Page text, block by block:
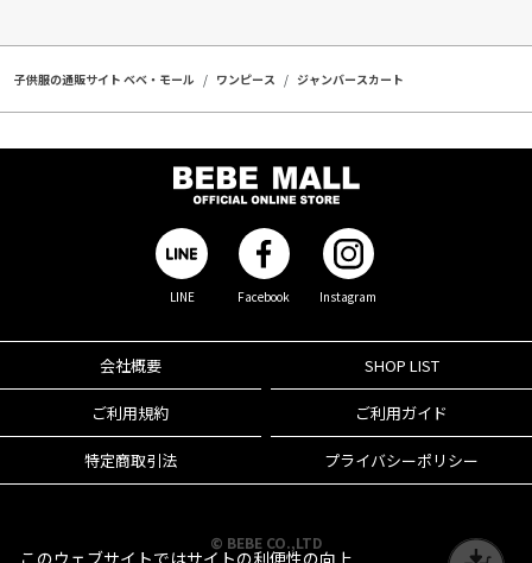
子供服の通販サイト ベベ・モール ワンピース ジャンバースカート
LINE Facebook Instagram
会社概要 SHOP LIST
ご利用規約 ご利用ガイド
特定商取引法 プライバシーポリシー
© BEBE CO.,LTD